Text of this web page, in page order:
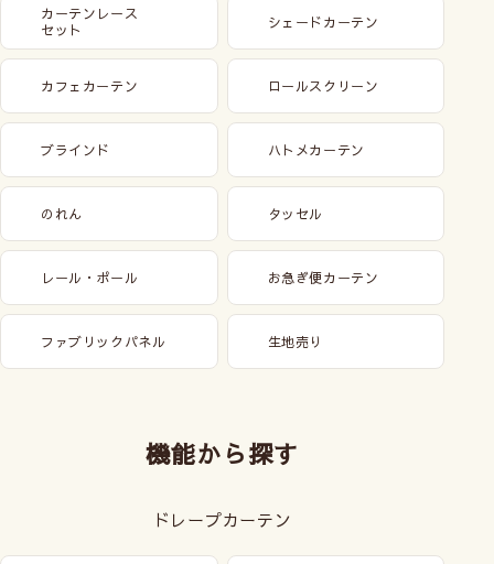
カーテンレース
セット
シェードカーテン
カフェカーテン ロールスクリーン
ブラインド ハトメカーテン
のれん タッセル
レール・ポール お急ぎ便カーテン
ファブリックパネル 生地売り
機能から探す
ドレープカーテン